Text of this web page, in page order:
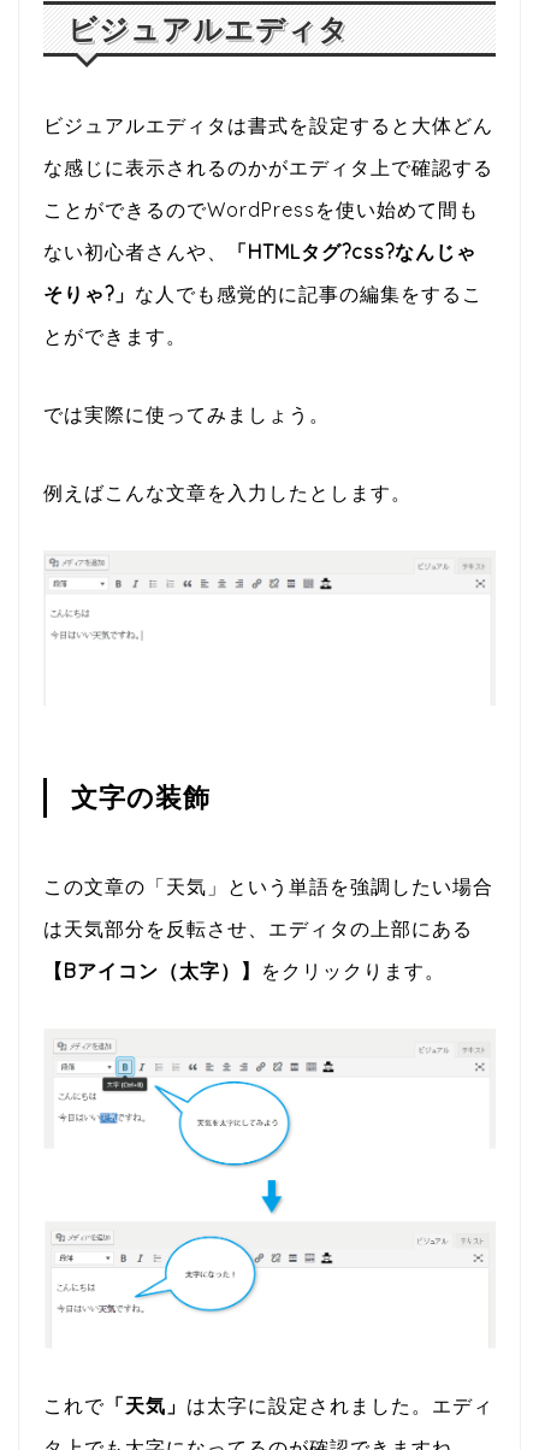
ビジュアルエディタ
ビジュアルエディタは書式を設定すると大体どん
な感じに表示されるのかがエディタ上で確認する
ことができるのでWordPressを使い始めて間も
ない初心者さんや、
「HTMLタグ?css?なんじゃ
そりゃ?」 な人でも感覚的に記事の編集をするこ
とができます。
では実際に使ってみましょう。
例えばこんな文章を入力したとします。
文字の装飾
この文章の「天気」という単語を強調したい場合
は天気部分を反転させ、エディタの上部にある
【Bアイコン（太字）】 をクリックります。
これで 「天気」 は太字に設定されました。エディ